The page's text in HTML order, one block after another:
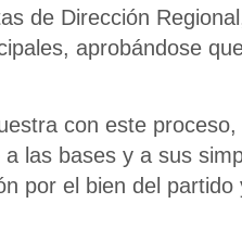
de Dirección
aprobándose
con este
las bases y a sus
por el bien del partido